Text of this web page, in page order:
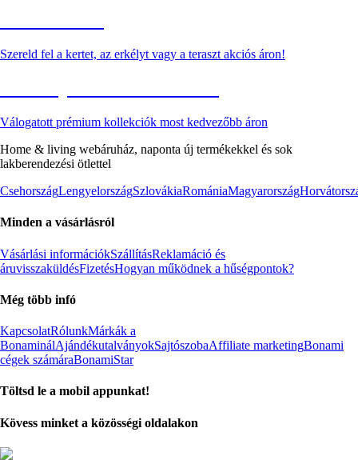
Szereld fel a kertet, az erkélyt vagy a teraszt akciós áron!
Válogatott prémium kollekciók most kedvezőbb áron
Home & living webáruház, naponta új termékekkel és sok
lakberendezési ötlettel
CsehországLengyelországSzlovákiaRomániaMagyarország
Minden a vásárlásról
Vásárlási információkSzállításReklamáció és
áruvisszaküldésFizetésHogyan működnek a hűségpontok?
Még több infó
KapcsolatRólunkMárkák a
BonaminálAjándékutalványokSajtószobaAffiliate marketingBonami
cégek számáraBonamiStar
Töltsd le a mobil appunkat!
Kövess minket a közösségi oldalakon